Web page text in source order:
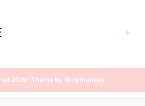
2026 - Theme by Shopmonkey